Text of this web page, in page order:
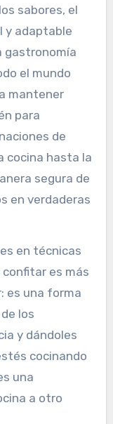
sabores, el
y adaptable
gastronomía
el mundo
mantener
para
de
cocina hasta la
segura de
en verdaderas
en técnicas
confitar es más
es una forma
los
y dándoles
cocinando
una
a otro